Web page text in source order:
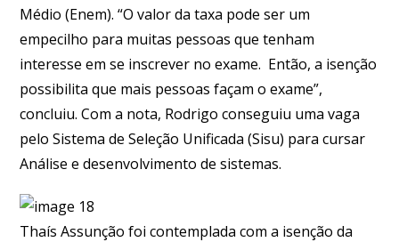
Médio (Enem). “O valor da taxa pode ser um
empecilho para muitas pessoas que tenham
interesse em se inscrever no exame. Então, a isenção
possibilita que mais pessoas façam o exame”,
concluiu. Com a nota, Rodrigo conseguiu uma vaga
pelo Sistema de Seleção Unificada (Sisu) para cursar
Análise e desenvolvimento de sistemas.
Thaís Assunção foi contemplada com a isenção da